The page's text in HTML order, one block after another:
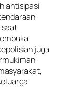
antisipasi
saat
juga